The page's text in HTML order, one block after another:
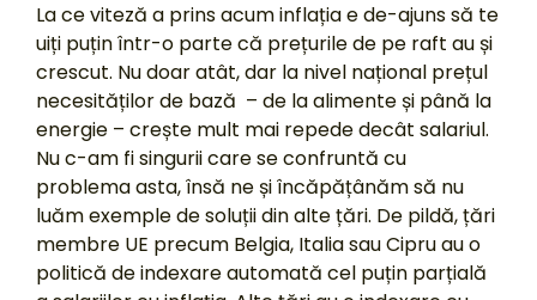
La ce viteză a prins acum inflația e de-ajuns să te
uiți puțin într-o parte că prețurile de pe raft au și
crescut. Nu doar atât, dar la nivel național prețul
necesităților de bază – de la alimente și până la
energie – crește mult mai repede decât salariul.
Nu c-am fi singurii care se confruntă cu
problema asta, însă ne și încăpățânăm să nu
luăm exemple de soluții din alte țări. De pildă, țări
membre UE precum Belgia, Italia sau Cipru au o
politică de indexare automată cel puțin parțială